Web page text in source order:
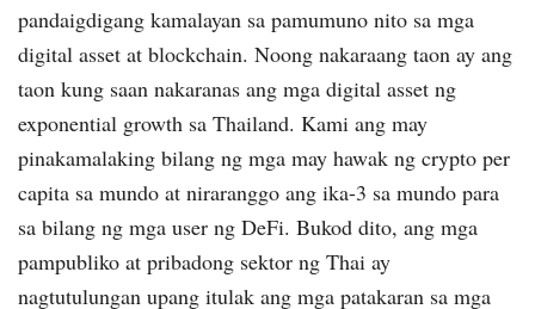
pandaigdigang kamalayan sa pamumuno nito sa mga
digital asset at blockchain. Noong nakaraang taon ay ang
taon kung saan nakaranas ang mga digital asset ng
exponential growth sa Thailand. Kami ang may
pinakamalaking bilang ng mga may hawak ng crypto per
capita sa mundo at niraranggo ang ika-3 sa mundo para
sa bilang ng mga user ng DeFi. Bukod dito, ang mga
pampubliko at pribadong sektor ng Thai ay
nagtutulungan upang itulak ang mga patakaran sa mga